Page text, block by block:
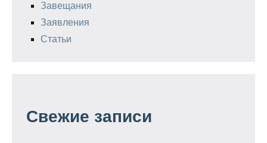
Завещания
Заявления
Статьи
Свежие записи